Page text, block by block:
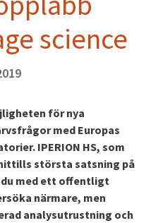
science
för nya
med Europas
IPERION HS, som
största satsning på
du med ett offentligt
närmare, men
analysutrustning och